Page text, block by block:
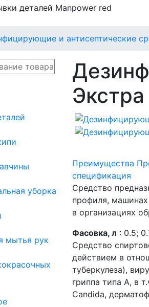
деталей Manpower red
и антисептические
уборка
мытья рук
Преимущества
спецификация
Средство
профиля,
в организациях
Фасовка, л : 0.5;
Средство
действием в
туберкулеза),
гриппа типа А, в
Candida,